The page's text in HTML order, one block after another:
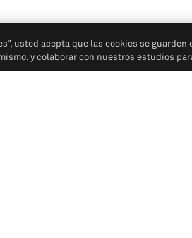
usted acepta que las cookies se
y colaborar con nuestros estudios